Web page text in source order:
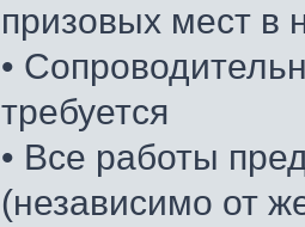
призовых мест в
•
требуется
• Все работы
(независимо от